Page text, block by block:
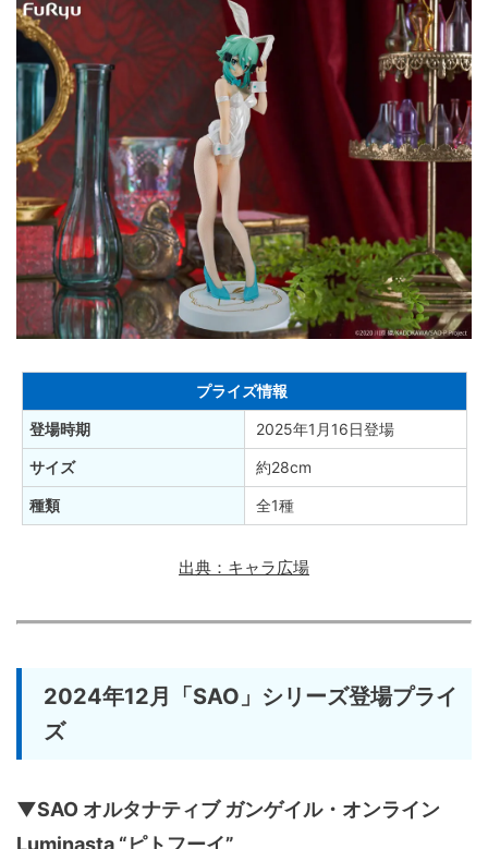
プライズ情報
登場時期 2025年1月16日登場
サイズ 約28cm
種類 全1種
出典：キャラ広場
2024年12月「SAO」シリーズ登場プライ
ズ
▼SAO オルタナティブ ガンゲイル・オンライン
Luminasta “ピトフーイ”